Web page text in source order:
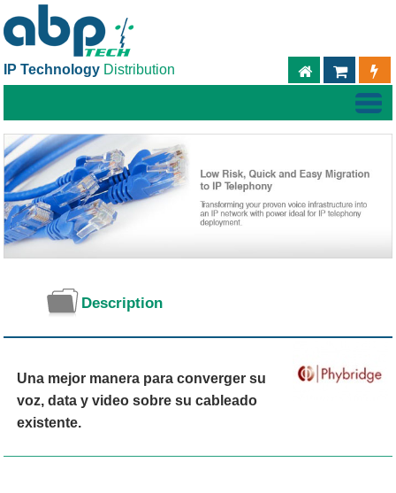
IP Technology Distribution
Description
Una mejor manera para converger su
voz, data y video sobre su cableado
existente.